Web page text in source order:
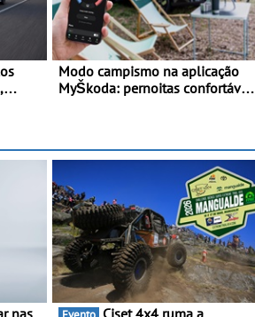
Modo campismo na aplicação
MyŠkoda: pernoitas confortáveis
nas